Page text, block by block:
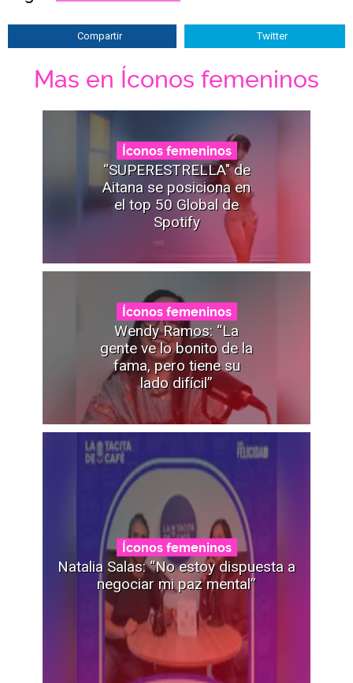
Compartir Twitter
Mas en Íconos femeninos
Íconos femeninos
“SUPERESTRELLA" de
Aitana se posiciona en
el top 50 Global de
Spotify
Íconos femeninos
Wendy Ramos: “La
gente ve lo bonito de la
fama, pero tiene su
lado difícil”
Íconos femeninos
Natalia Salas: “No estoy dispuesta a
negociar mi paz mental”